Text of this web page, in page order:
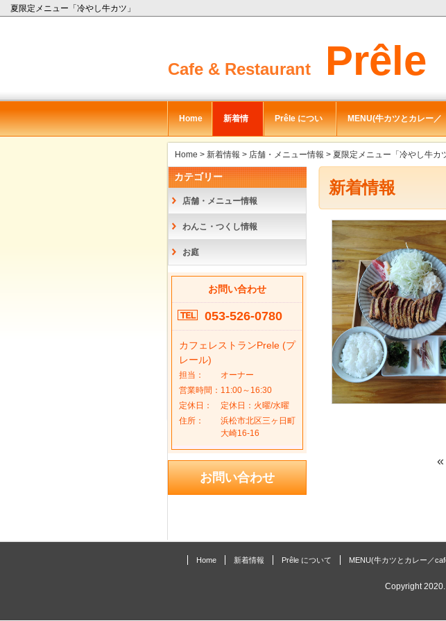
夏限定メニュー「冷やし牛カツ」
Cafe & Restaurant Prêle
Home 新着情
報
Prêle につい
て
MENU(牛カツとカレー／
cafe)
Home > 新着情報 > 店舗・メニュー情報 > 夏限定メニュー「冷やし牛カ
新着情報
«
カテゴリー
店舗・メニュー情報
わんこ・つくし情報
お庭
お問い合わせ
053-526-0780
カフェレストランPrele (プ
レール)
担当：
オーナー
営業時間： 11:00～16:30
定休日：
定休日：火曜/水曜
住所：
浜松市北区三ヶ日町
大崎16-16
お問い合わせ
Home 新着情報 Prêle について MENU(牛カツとカレー／
Copyright